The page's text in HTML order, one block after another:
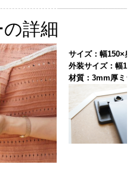
詳細
サイズ：幅150×奥
外装サイズ：幅
材質：3mm厚ミラ